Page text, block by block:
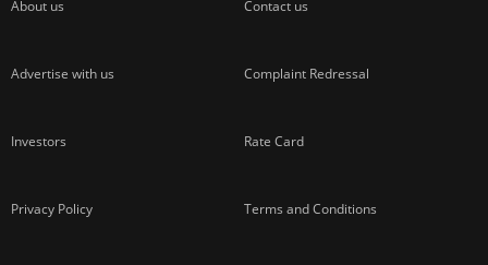
About us Contact us
Advertise with us Complaint Redressal
Investors Rate Card
Privacy Policy Terms and Conditions